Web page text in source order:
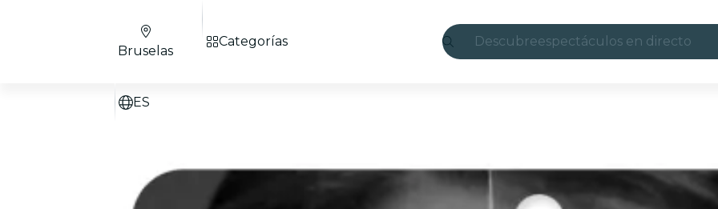
Descubreespectáculos en directo
experiencias y ciudades
Bruselas
ES
Categorías